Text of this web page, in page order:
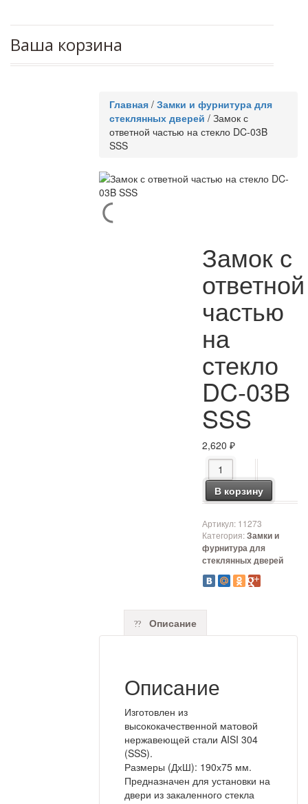
Ваша корзина
Главная / Замки и фурнитура для
стеклянных дверей / Замок с
ответной частью на стекло DC-03B
SSS
Замок с
ответной
частью
на
стекло
DC-03B
SSS
2,620₽
Количество товара
В корзину
Артикул: 11273
Категория:Замки и
фурнитура для
стеклянных дверей
Описание
Описание
Изготовлен из
высококачественной матовой
нержавеющей стали AISI 304
(SSS).
Размеры (ДхШ): 190х75 мм.
Предназначен для установки на
двери из закаленного стекла